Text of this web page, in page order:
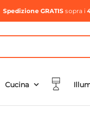
Spedizione GRATIS sopra i
Cucina